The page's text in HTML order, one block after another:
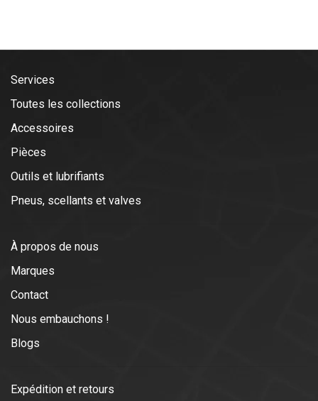
Services
Toutes les collections
Accessoires
Pièces
Outils et lubrifiants
Pneus, scellants et valves
À propos de nous
Marques
Contact
Nous embauchons !
Blogs
Expédition et retours